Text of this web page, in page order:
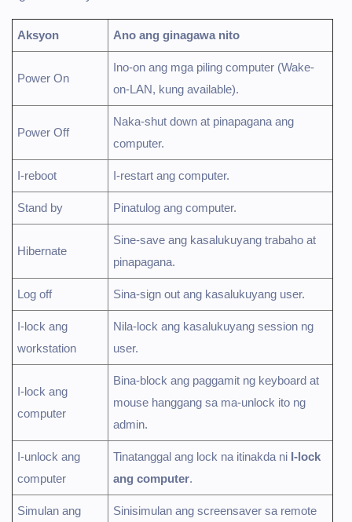
Aksyon Ano ang ginagawa nito
Power On
Ino-on ang mga piling computer (Wake-
on-LAN, kung available).
Power Off
Naka-shut down at pinapagana ang
computer.
I-reboot I-restart ang computer.
Stand by Pinatulog ang computer.
Hibernate
Sine-save ang kasalukuyang trabaho at
pinapagana.
Log off Sina-sign out ang kasalukuyang user.
I-lock ang
workstation
Nila-lock ang kasalukuyang session ng
user.
I-lock ang
computer
Bina-block ang paggamit ng keyboard at
mouse hanggang sa ma-unlock ito ng
admin.
I-unlock ang
computer
Tinatanggal ang lock na itinakda ni I-lock
ang computer.
Simulan ang
Sinisimulan ang screensaver sa remote